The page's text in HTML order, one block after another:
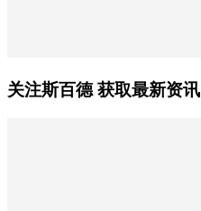
关注斯百德 获取最新资讯